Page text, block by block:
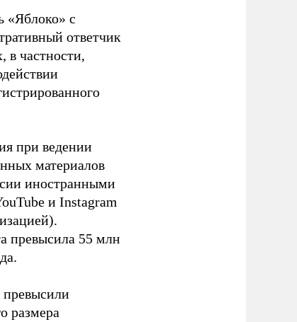
«Яблоко» с
ответчик
в частности,
при ведении
материалов
иностранными
и Instagram
превысила 55 млн
размера